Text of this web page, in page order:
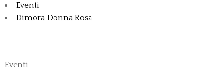
Eventi
Dimora Donna Rosa
Eventi